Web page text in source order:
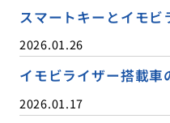
スマートキーとイモ
2026.01.26
イモビライザー搭載
2026.01.17